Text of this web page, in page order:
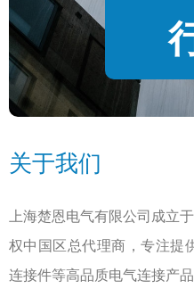
关于我们
上海楚恩电气有限公司成立
权中国区总代理商，专注提
连接件等高品质电气连接产品